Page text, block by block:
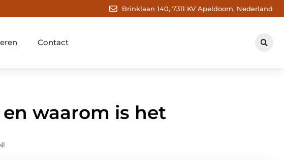
Brinklaan 140, 7311 KV Apeldoorn, Nederland
Contact
en waarom is het